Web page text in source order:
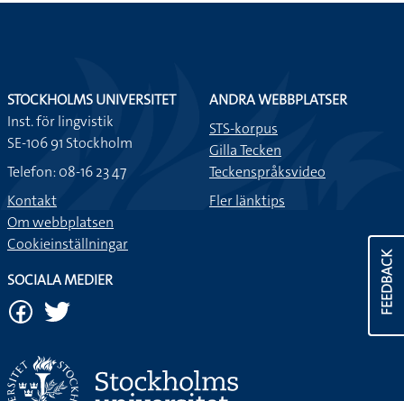
FEEDBACK
STOCKHOLMS UNIVERSITET
Inst. för lingvistik
SE-106 91 Stockholm
Telefon: 08-16 23 47
Kontakt
Om webbplatsen
Cookieinställningar
ANDRA WEBBPLATSER
STS-korpus
Gilla Tecken
Teckenspråksvideo
Fler länktips
SOCIALA MEDIER